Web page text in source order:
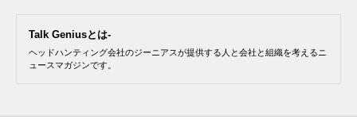
Talk Geniusとは-
ヘッドハンティング会社のジーニアスが提供する人と会社と組織を考えるニ
ュースマガジンです。